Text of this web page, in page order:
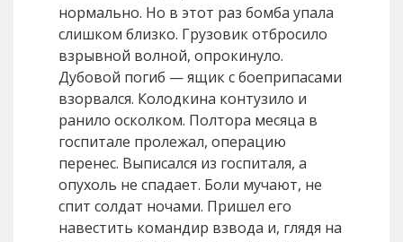
нормально. Но в этот раз бомба упала
слишком близко. Грузовик отбросило
взрывной волной, опрокинуло.
Дубовой погиб — ящик с боеприпасами
взорвался. Колодкина контузило и
ранило осколком. Полтора месяца в
госпитале пролежал, операцию
перенес. Выписался из госпиталя, а
опухоль не спадает. Боли мучают, не
спит солдат ночами. Пришел его
навестить командир взвода и, глядя на